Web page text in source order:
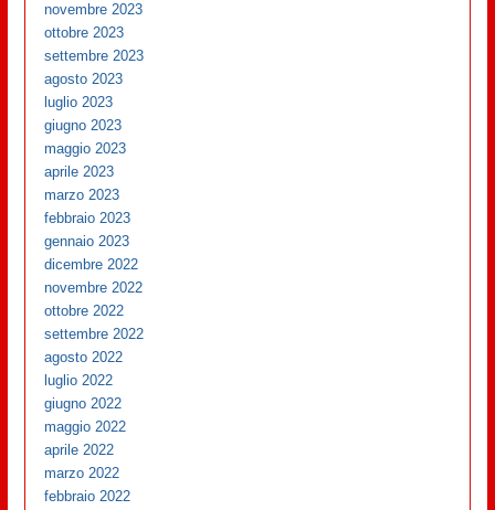
novembre 2023
ottobre 2023
settembre 2023
agosto 2023
luglio 2023
giugno 2023
maggio 2023
aprile 2023
marzo 2023
febbraio 2023
gennaio 2023
dicembre 2022
novembre 2022
ottobre 2022
settembre 2022
agosto 2022
luglio 2022
giugno 2022
maggio 2022
aprile 2022
marzo 2022
febbraio 2022